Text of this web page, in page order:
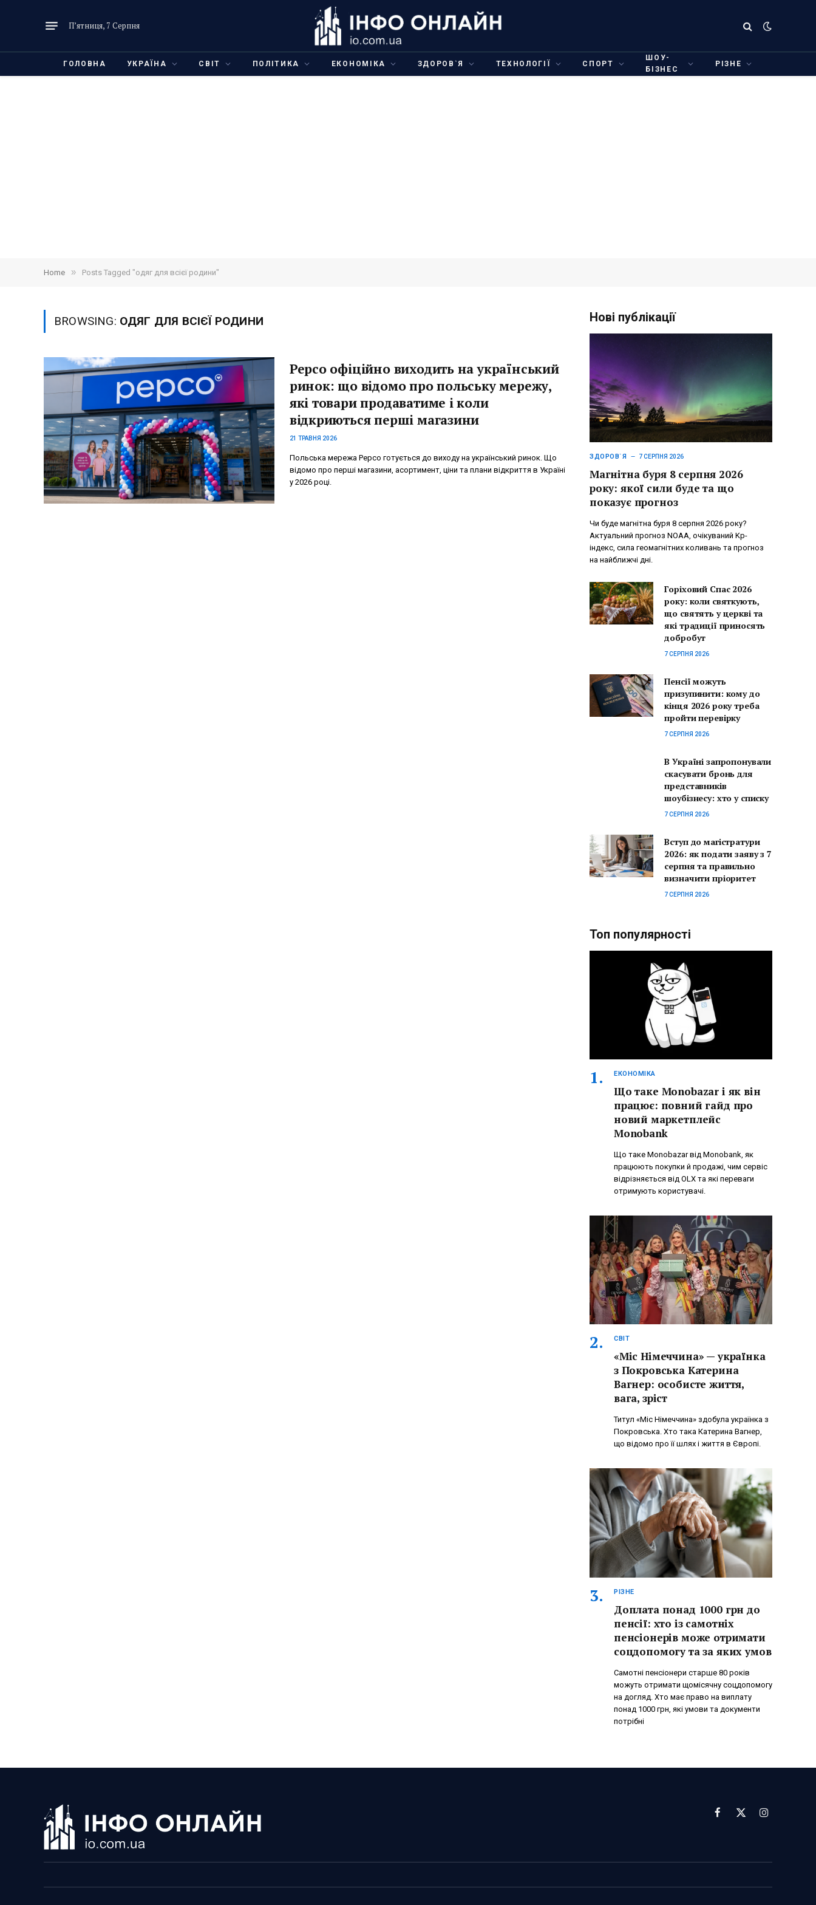
П’ятниця, 7 Серпня
ГОЛОВНА УКРАЇНА СВІТ ПОЛІТИКА ЕКОНОМІКА ЗДОРОВ`Я ТЕХНОЛОГІЇ СПОРТ
ШОУ-
БІЗНЕС
РІЗНЕ
Home » Posts Tagged "одяг для всієї родини"
BROWSING: ОДЯГ ДЛЯ ВСІЄЇ РОДИНИ
Pepco офіційно виходить на український
ринок: що відомо про польську мережу,
які товари продаватиме і коли
відкриються перші магазини
21 ТРАВНЯ 2026
Польська мережа Pepco готується до виходу на український ринок. Що
відомо про перші магазини, асортимент, ціни та плани відкриття в Україні
у 2026 році.
Нові публікації
ЗДОРОВ`Я 7 СЕРПНЯ 2026
Магнітна буря 8 серпня 2026
року: якої сили буде та що
показує прогноз
Чи буде магнітна буря 8 серпня 2026 року?
Актуальний прогноз NOAA, очікуваний Kp-
індекс, сила геомагнітних коливань та прогноз
на найближчі дні.
Горіховий Спас 2026
року: коли святкують,
що святять у церкві та
які традиції приносять
добробут
7 СЕРПНЯ 2026
Пенсії можуть
призупинити: кому до
кінця 2026 року треба
пройти перевірку
7 СЕРПНЯ 2026
В Україні запропонували
скасувати бронь для
представників
шоубізнесу: хто у списку
7 СЕРПНЯ 2026
Вступ до магістратури
2026: як подати заяву з 7
серпня та правильно
визначити пріоритет
7 СЕРПНЯ 2026
Топ популярності
ЕКОНОМІКА
Що таке Monobazar і як він
працює: повний гайд про
новий маркетплейс
Monobank
Що таке Monobazar від Monobank, як
працюють покупки й продажі, чим сервіс
відрізняється від OLX та які переваги
отримують користувачі.
СВІТ
«Міс Німеччина» — українка
з Покровська Катерина
Вагнер: особисте життя,
вага, зріст
Титул «Міс Німеччина» здобула українка з
Покровська. Хто така Катерина Вагнер,
що відомо про її шлях і життя в Європі.
РІЗНЕ
Доплата понад 1000 грн до
пенсії: хто із самотніх
пенсіонерів може отримати
соцдопомогу та за яких умов
Самотні пенсіонери старше 80 років
можуть отримати щомісячну соцдопомогу
на догляд. Хто має право на виплату
понад 1000 грн, які умови та документи
потрібні
Facebook
X
Instagram